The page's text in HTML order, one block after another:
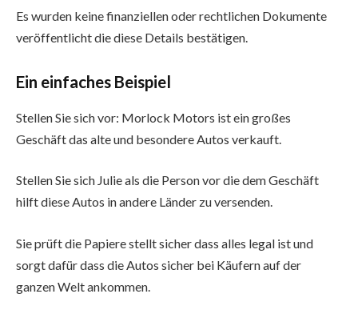
Es wurden keine finanziellen oder rechtlichen Dokumente
veröffentlicht die diese Details bestätigen.
Ein einfaches Beispiel
Stellen Sie sich vor: Morlock Motors ist ein großes
Geschäft das alte und besondere Autos verkauft.
Stellen Sie sich Julie als die Person vor die dem Geschäft
hilft diese Autos in andere Länder zu versenden.
Sie prüft die Papiere stellt sicher dass alles legal ist und
sorgt dafür dass die Autos sicher bei Käufern auf der
ganzen Welt ankommen.